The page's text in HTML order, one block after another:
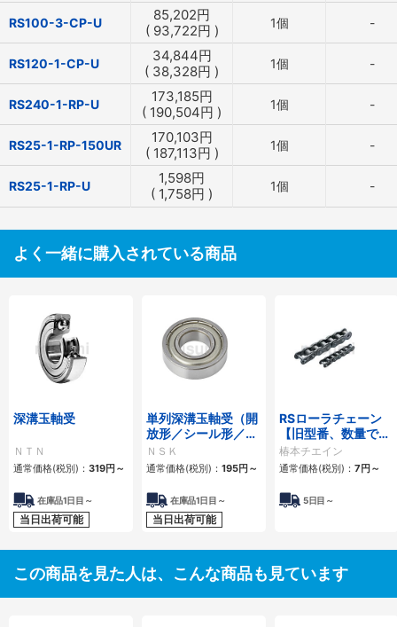
RS100-3-CP-U 85,202円
( 93,722円 ) 1個 -
RS120-1-CP-U 34,844円
( 38,328円 ) 1個 -
RS240-1-RP-U 173,185円
( 190,504円 ) 1個 -
RS25-1-RP-150UR 170,103円
( 187,113円 ) 1個 -
RS25-1-RP-U 1,598円
( 1,758円 ) 1個 -
よく一緒に購入されている商品
深溝玉軸受
ＮＴＮ
通常価格(税別)： 319円 ～
在庫品1日目～
当日出荷可能
単列深溝玉軸受（開
放形／シール形／シ
ールド形）
ＮＳＫ
通常価格(税別)： 195円 ～
在庫品1日目～
当日出荷可能
RSローラチェーン
【旧型番、数量でリ
ンク数指定】
椿本チエイン
通常価格(税別)： 7 円 ～
5日目～
この商品を見た人は、こんな商品も見ています